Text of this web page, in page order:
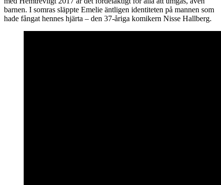
barnen. I somras släppte Emelie äntligen identiteten på mannen som
hade fångat hennes hjärta – den 37-åriga komikern Nisse Hallberg.